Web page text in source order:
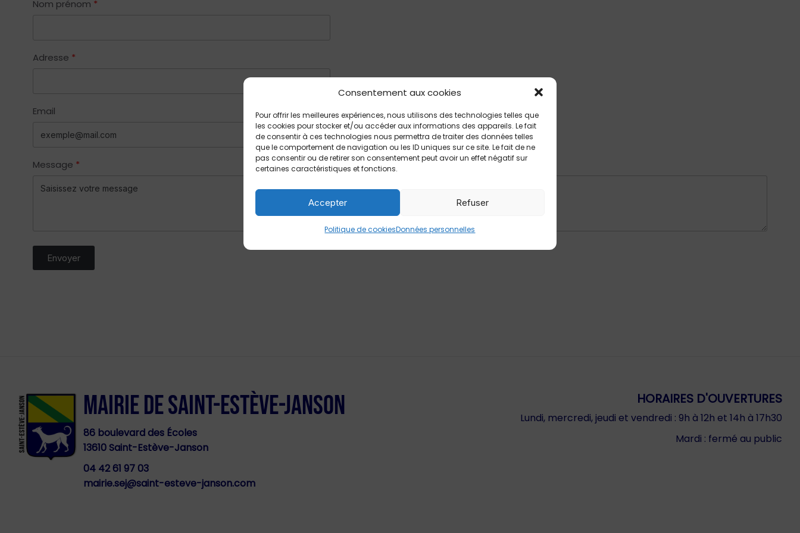
Consentement aux cookies
Pour offrir les meilleures expériences, nous utilisons des technologies telles que
les cookies pour stocker et/ou accéder aux informations des appareils. Le fait
de consentir à ces technologies nous permettra de traiter des données telles
que le comportement de navigation ou les ID uniques sur ce site. Le fait de ne
pas consentir ou de retirer son consentement peut avoir un effet négatif sur
certaines caractéristiques et fonctions.
Accepter Refuser
Politique de cookiesDonnées personnelles
Nom prénom
Adresse
Email
Message
Envoyer
MAIRIE DE SAINT-ESTÈVE-JANSON
86 boulevard des Écoles
13610 Saint-Estève-Janson
04 42 61 97 03
mairie.sej@saint-esteve-janson.com
HORAIRES D'OUVERTURES
Lundi, mercredi, jeudi et vendredi : 9h à 12h et 14h à 17h30
Mardi : fermé au public